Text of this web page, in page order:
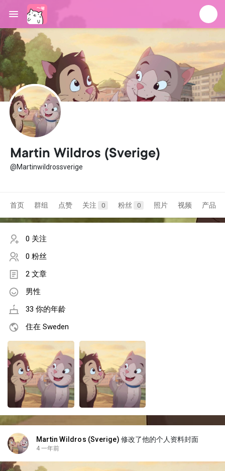
Martin Wildros (Sverige)
@Martinwildrossverige
首页 群组 点赞 关注 0 粉丝 0 照片 视频 产品
0 关注
0 粉丝
2 文章
男性
33 你的年龄
住在 Sweden
Martin Wildros (Sverige) 修改了他的个人资料封面
4 一年前